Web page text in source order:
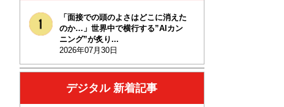
「面接での頭のよさはどこに消えた
のか…」世界中で横行する”AIカン
ニング”が炙り...
2026年07月30日
デジタル 新着記事